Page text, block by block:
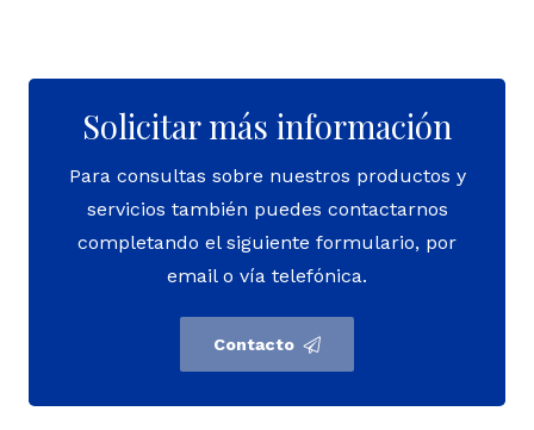
Solicitar más información
Para consultas sobre nuestros productos y
servicios también puedes contactarnos
completando el siguiente formulario, por
email o vía telefónica.
Contacto